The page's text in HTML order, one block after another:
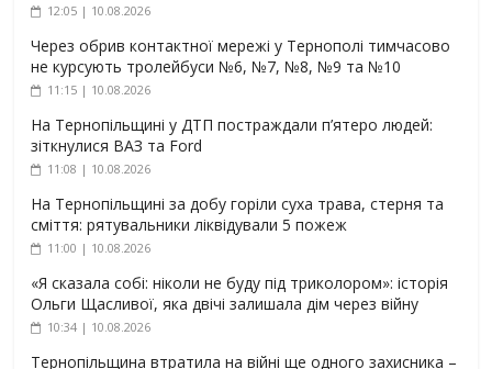
12:05 | 10.08.2026
Через обрив контактної мережі у Тернополі тимчасово
не курсують тролейбуси №6, №7, №8, №9 та №10
11:15 | 10.08.2026
На Тернопільщині у ДТП постраждали п’ятеро людей:
зіткнулися ВАЗ та Ford
11:08 | 10.08.2026
На Тернопільщині за добу горіли суха трава, стерня та
сміття: рятувальники ліквідували 5 пожеж
11:00 | 10.08.2026
«Я сказала собі: ніколи не буду під триколором»: історія
Ольги Щасливої, яка двічі залишала дім через війну
10:34 | 10.08.2026
Тернопільщина втратила на війні ще одного захисника –